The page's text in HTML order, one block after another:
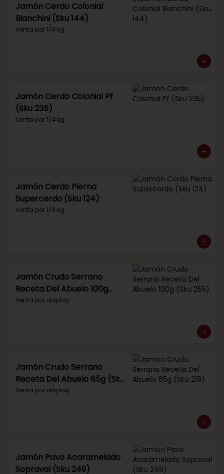
Jamón Cerdo Colonial
Bianchini (Sku 144)
Venta por 1/4 kg.
Jamón Cerdo Colonial Pf
(Sku 235)
Venta por 1/4 kg.
Jamón Cerdo Pierna
Supercerdo (Sku 124)
Venta por 1/4 kg.
Jamón Crudo Serrano
Receta Del Abuelo 100g
(Sku 256)
Venta por display.
Jamón Crudo Serrano
Receta Del Abuelo 65g (Sku
219)
Venta por display.
Jamón Pavo Acaramelado
Sopraval (Sku 249)